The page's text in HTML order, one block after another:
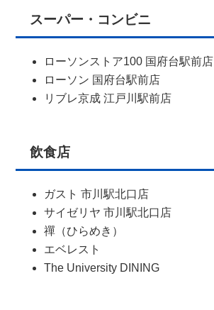
スーパー・コンビニ
ローソンストア100 国府台駅前店
ローソン 国府台駅前店
リブレ京成 江戸川駅前店
飲食店
ガスト 市川駅北口店
サイゼリヤ 市川駅北口店
禪（ひらめき）
エベレスト
The University DINING